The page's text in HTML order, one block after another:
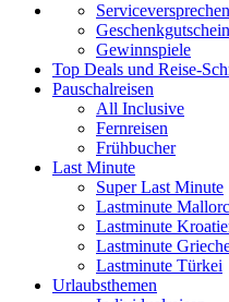
Serviceversprechen
Gewinnspiele
Top Deals und Reise-
Pauschalreisen
All Inclusive
Fernreisen
Frühbucher
Last Minute
Super Last Minute
Lastminute
Lastminute
Lastminute
Lastminute Türkei
Urlaubsthemen